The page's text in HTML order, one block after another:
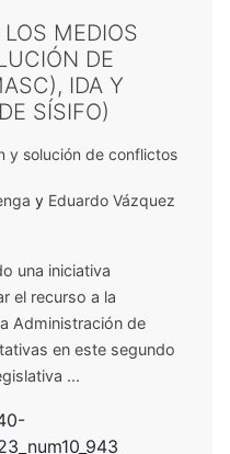
MEDIOS
DE
IDA Y
SÍSIFO)
y solución de conflictos
y Eduardo Vázquez
una iniciativa
el recurso a la
Administración de
en este segundo
...